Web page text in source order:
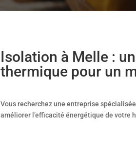
Isolation à Melle :
thermique pour un
Vous recherchez une entreprise spécialisée
améliorer l’efficacité énergétique de votre